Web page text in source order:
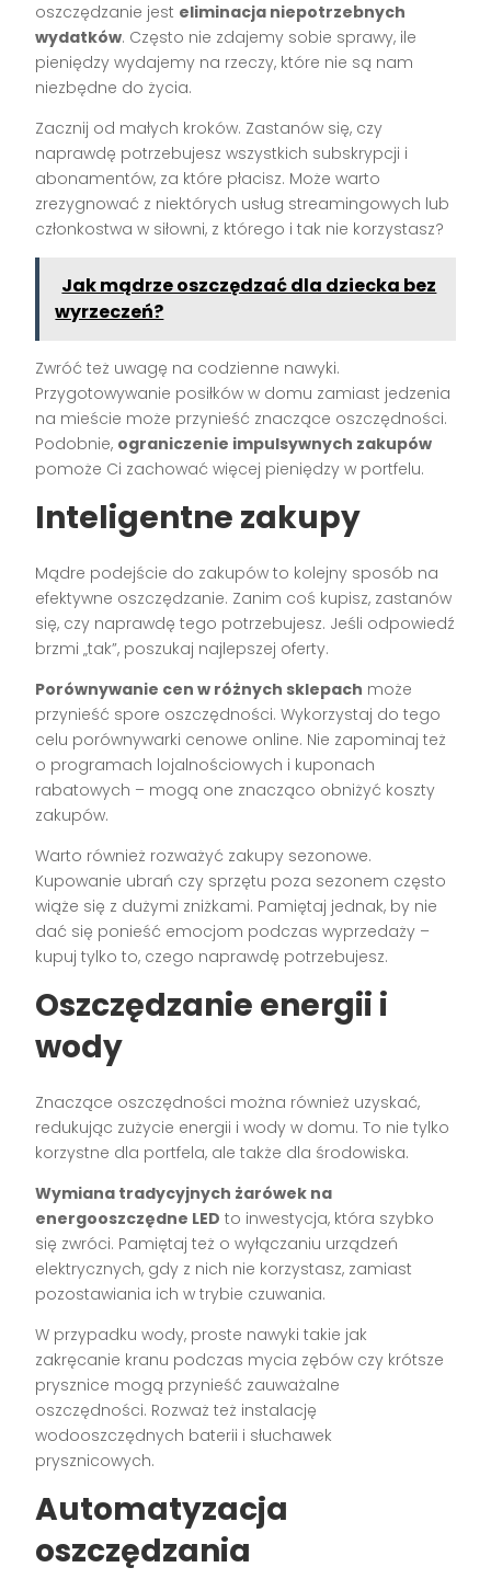
oszczędzanie jest eliminacja niepotrzebnych
wydatków. Często nie zdajemy sobie sprawy, ile
pieniędzy wydajemy na rzeczy, które nie są nam
niezbędne do życia.
Zacznij od małych kroków. Zastanów się, czy
naprawdę potrzebujesz wszystkich subskrypcji i
abonamentów, za które płacisz. Może warto
zrezygnować z niektórych usług streamingowych lub
członkostwa w siłowni, z którego i tak nie korzystasz?
Jak mądrze oszczędzać dla dziecka bez
wyrzeczeń?
Zwróć też uwagę na codzienne nawyki.
Przygotowywanie posiłków w domu zamiast jedzenia
na mieście może przynieść znaczące oszczędności.
Podobnie, ograniczenie impulsywnych zakupów
pomoże Ci zachować więcej pieniędzy w portfelu.
Inteligentne zakupy
Mądre podejście do zakupów to kolejny sposób na
efektywne oszczędzanie. Zanim coś kupisz, zastanów
się, czy naprawdę tego potrzebujesz. Jeśli odpowiedź
brzmi „tak”, poszukaj najlepszej oferty.
Porównywanie cen w różnych sklepach może
przynieść spore oszczędności. Wykorzystaj do tego
celu porównywarki cenowe online. Nie zapominaj też
o programach lojalnościowych i kuponach
rabatowych – mogą one znacząco obniżyć koszty
zakupów.
Warto również rozważyć zakupy sezonowe.
Kupowanie ubrań czy sprzętu poza sezonem często
wiąże się z dużymi zniżkami. Pamiętaj jednak, by nie
dać się ponieść emocjom podczas wyprzedaży –
kupuj tylko to, czego naprawdę potrzebujesz.
Oszczędzanie energii i
wody
Znaczące oszczędności można również uzyskać,
redukując zużycie energii i wody w domu. To nie tylko
korzystne dla portfela, ale także dla środowiska.
Wymiana tradycyjnych żarówek na
energooszczędne LED to inwestycja, która szybko
się zwróci. Pamiętaj też o wyłączaniu urządzeń
elektrycznych, gdy z nich nie korzystasz, zamiast
pozostawiania ich w trybie czuwania.
W przypadku wody, proste nawyki takie jak
zakręcanie kranu podczas mycia zębów czy krótsze
prysznice mogą przynieść zauważalne
oszczędności. Rozważ też instalację
wodooszczędnych baterii i słuchawek
prysznicowych.
Automatyzacja
oszczędzania